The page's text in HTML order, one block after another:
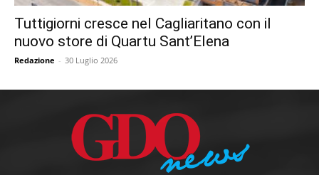
Tuttigiorni cresce nel Cagliaritano con il
nuovo store di Quartu Sant’Elena
Redazione - 30 Luglio 2026